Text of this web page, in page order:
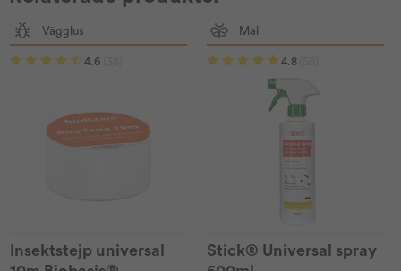
Vägglus
4.6
Insektstejp universal
Mal
4.8
Stick® Universal spray